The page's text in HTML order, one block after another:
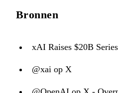
Bronnen
xAI Raises $20B
@xai op X